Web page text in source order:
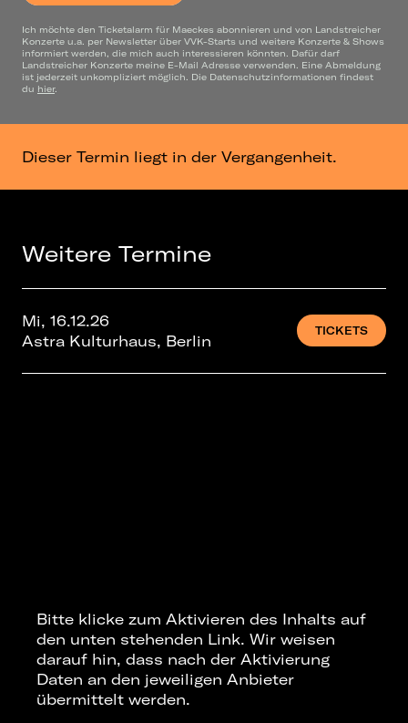
Ich möchte den Ticketalarm für Maeckes abonnieren und von Landstreicher
Konzerte u.a. per Newsletter über VVK-Starts und weitere Konzerte & Shows
informiert werden, die mich auch interessieren könnten. Dafür darf
Landstreicher Konzerte meine E-Mail Adresse verwenden. Eine Abmeldung
ist jederzeit unkompliziert möglich. Die Datenschutzinformationen findest
du hier.
Dieser Termin liegt in der Vergangenheit.
Weitere Termine
Mi, 16.12.26
Astra Kulturhaus, Berlin
TICKETS
Bitte klicke zum Aktivieren des Inhalts auf
den unten stehenden Link. Wir weisen
darauf hin, dass nach der Aktivierung
Daten an den jeweiligen Anbieter
übermittelt werden.